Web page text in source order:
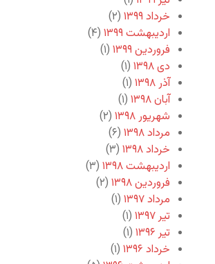
خرداد ۱۳۹۹
(۲)
اردیبهشت ۱۳۹۹
(۴)
فروردین ۱۳۹۹
(۱)
دی ۱۳۹۸
(۱)
آذر ۱۳۹۸
(۱)
آبان ۱۳۹۸
(۱)
شهریور ۱۳۹۸
(۲)
مرداد ۱۳۹۸
(۶)
خرداد ۱۳۹۸
(۳)
اردیبهشت ۱۳۹۸
(۳)
فروردین ۱۳۹۸
(۲)
مرداد ۱۳۹۷
(۱)
تیر ۱۳۹۷
(۱)
تیر ۱۳۹۶
(۱)
خرداد ۱۳۹۶
(۱)